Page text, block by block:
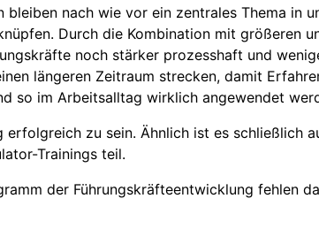
bleiben nach wie vor ein zentrales Thema in
Durch die Kombination mit größeren
noch stärker prozesshaft und
längeren Zeitraum strecken, damit
so im Arbeitsalltag wirklich angewendet
zu sein. Ähnlich ist es schließlich
Trainings teil.
der Führungskräfteentwicklung fehlen